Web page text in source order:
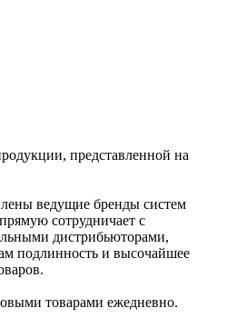
представленной на
ведущие бренды систем
сотрудничает с
дистрибьюторами,
подлинность и высочайшее
товарами ежедневно.